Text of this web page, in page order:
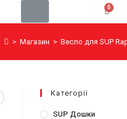
> Магазин > Весло для SUP
Категорії
SUP Дошки